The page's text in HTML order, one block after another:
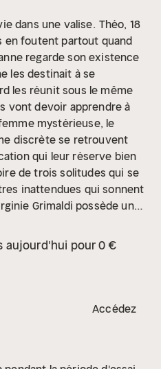
dans une valise. Théo, 18
en foutent partout quand
regarde son existence
les destinait à se
les réunit sous le même
vont devoir apprendre à
mystérieuse, le
discrète se retrouvent
qui leur réserve bien
de trois solitudes qui se
inattendues qui sonnent
Grimaldi possède un
avec justesse et
aujourd'hui pour 0 €
Accédez